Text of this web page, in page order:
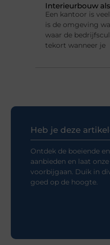
Interieurbouw
Een kantoor is
is de omgeving
waar de
tekort wanneer je
Heb je deze
Ontdek de boeiende
aanbieden en laat
voorbijgaan. Duik in
goed op de hoogte.